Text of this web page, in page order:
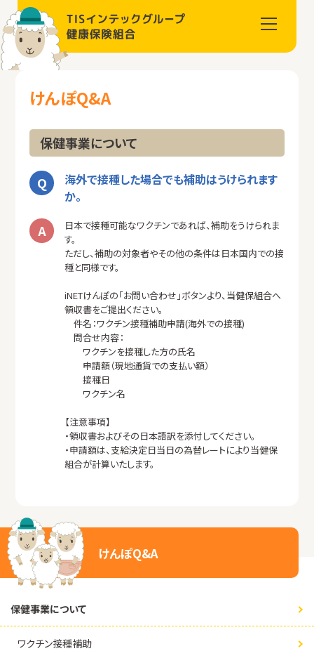
けんぽQ&A
保健事業について
海外で接種した場合でも補助はうけられます
か。
日本で接種可能なワクチンであれば、補助をうけられま
す。
ただし、補助の対象者やその他の条件は日本国内での接
種と同様です。
iNETけんぽの「お問い合わせ」ボタンより、当健保組合へ
領収書をご提出ください。
件名：ワクチン接種補助申請(海外での接種)
問合せ内容：
ワクチンを接種した方の氏名
申請額（現地通貨での支払い額）
接種日
ワクチン名
【注意事項】
・領収書およびその日本語訳を添付してください。
・申請額は、支給決定日当日の為替レートにより当健保
組合が計算いたします。
けんぽQ&A
保健事業について
ワクチン接種補助